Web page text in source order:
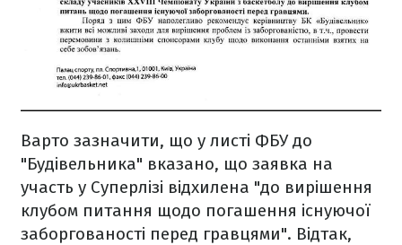
Варто зазначити, що у листі ФБУ до
"Будівельника" вказано, що заявка на
участь у Суперлізі відхилена "до вирішення
клубом питання щодо погашення існуючої
заборгованості перед гравцями". Відтак,